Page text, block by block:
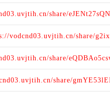
share/eJENt27sQN
vodcnd03.uvjtih.cn/share/
share/
share/